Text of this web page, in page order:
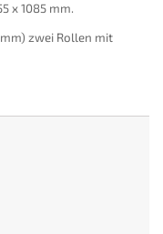
x 1085 mm.
zwei Rollen mit